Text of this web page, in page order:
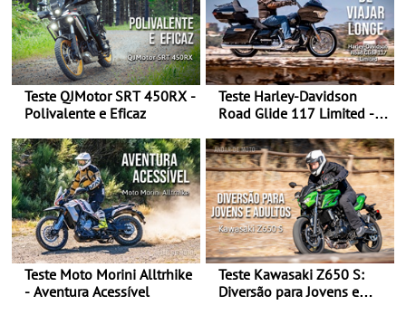
Teste QJMotor SRT 450RX -
Polivalente e Eficaz
Teste Harley-Davidson
Road Glide 117 Limited - A
Teste Moto Morini Alltrhike
- Aventura Acessível
Teste Kawasaki Z650 S:
Diversão para Jovens e